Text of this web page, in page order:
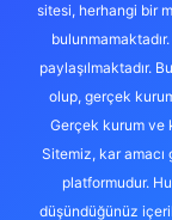
sitesi, herhangi bir
paylaşılmaktadır.
olup, gerçek
Gerçek kurum ve
Sitemiz, kar
platformudur.
düşündüğünüz